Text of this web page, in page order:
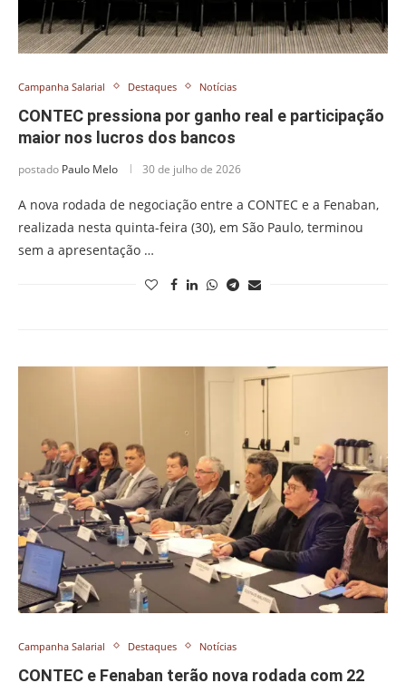
Campanha Salarial Destaques Notícias
CONTEC pressiona por ganho real e participação
maior nos lucros dos bancos
postado Paulo Melo 30 de julho de 2026
A nova rodada de negociação entre a CONTEC e a Fenaban,
realizada nesta quinta-feira (30), em São Paulo, terminou
sem a apresentação …
Campanha Salarial Destaques Notícias
CONTEC e Fenaban terão nova rodada com 22